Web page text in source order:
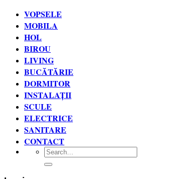
VOPSELE
MOBILA
HOL
BIROU
LIVING
BUCĂTĂRIE
DORMITOR
INSTALAȚII
SCULE
ELECTRICE
SANITARE
CONTACT
Search
for: